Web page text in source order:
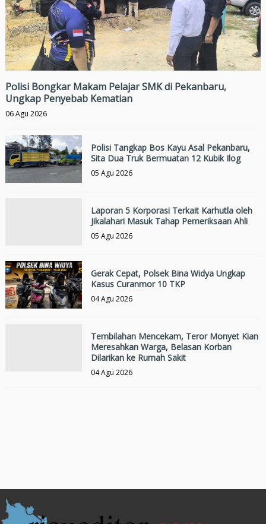
Polisi Bongkar Makam Pelajar SMK di Pekanbaru,
Ungkap Penyebab Kematian
06 Agu 2026
Polisi Tangkap Bos Kayu Asal Pekanbaru,
Sita Dua Truk Bermuatan 12 Kubik Ilog
05 Agu 2026
Laporan 5 Korporasi Terkait Karhutla oleh
Jikalahari Masuk Tahap Pemeriksaan Ahli
05 Agu 2026
Gerak Cepat, Polsek Bina Widya Ungkap
Kasus Curanmor 10 TKP
04 Agu 2026
Tembilahan Mencekam, Teror Monyet Kian
Meresahkan Warga, Belasan Korban
Dilarikan ke Rumah Sakit
04 Agu 2026